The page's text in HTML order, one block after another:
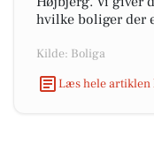
hvilke boliger der
Kilde: Boliga
Læs hele artiklen